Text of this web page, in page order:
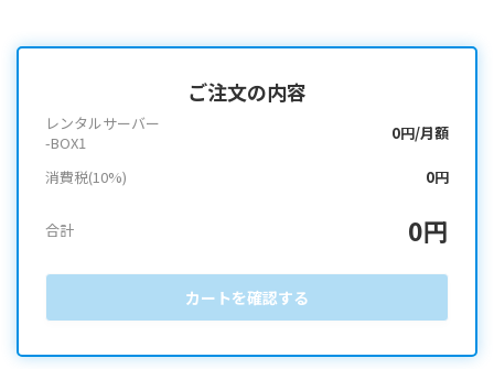
ご注文の内容
レンタルサーバー
-BOX1
0円/月額
消費税(10%) 0円
合計 0円
カートを確認する